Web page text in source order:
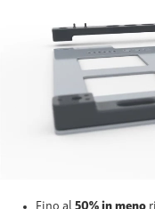
Fino al 50% in meno